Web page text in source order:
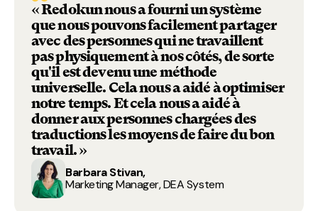
« Redokun nous a fourni un système
que nous pouvons facilement partager
avec des personnes qui ne travaillent
pas physiquement à nos côtés, de sorte
qu'il est devenu une méthode
universelle. Cela nous a aidé à optimiser
notre temps. Et cela nous a aidé à
donner aux personnes chargées des
traductions les moyens de faire du bon
travail. »
Barbara Stivan,
Marketing Manager, DEA System